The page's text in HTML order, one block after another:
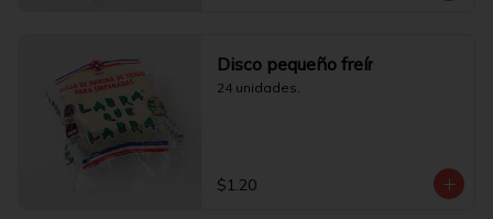
Disco pequeño freír
24 unidades.
$1.20